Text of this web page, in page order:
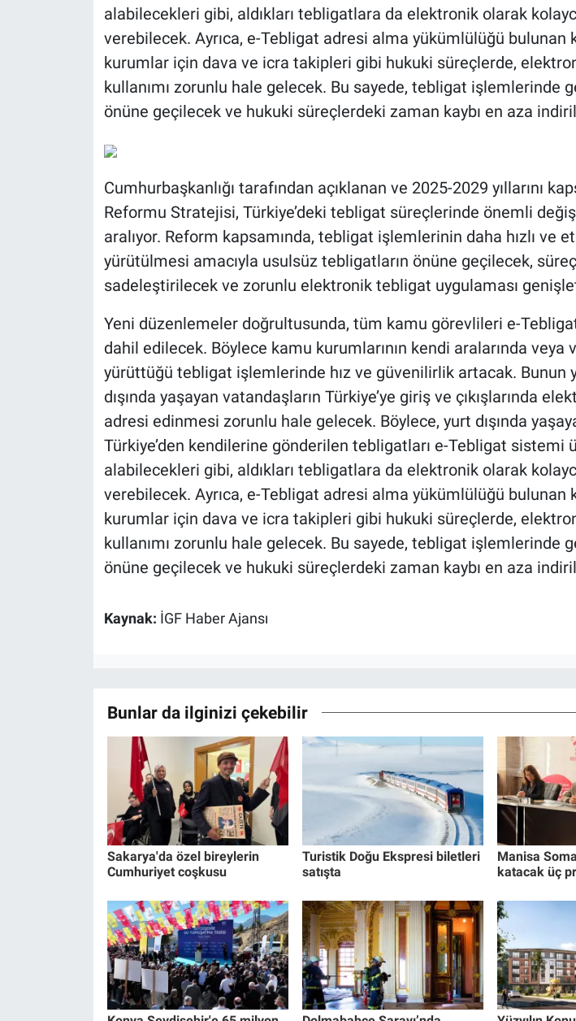
alabilecekleri gibi, aldıkları tebligatlara da elektronik olarak
verebilecek. Ayrıca, e-Tebligat adresi alma yükümlülüğü bulunan
kurumlar için dava ve icra takipleri gibi hukuki süreçlerde,
kullanımı zorunlu hale gelecek. Bu sayede, tebligat işlemlerinde
önüne geçilecek ve hukuki süreçlerdeki zaman kaybı en aza
Cumhurbaşkanlığı tarafından açıklanan ve 2025-2029 yıllarını
Reformu Stratejisi, Türkiye’deki tebligat süreçlerinde önemli
aralıyor. Reform kapsamında, tebligat işlemlerinin daha hızlı ve
yürütülmesi amacıyla usulsüz tebligatların önüne geçilecek,
sadeleştirilecek ve zorunlu elektronik tebligat uygulaması
Yeni düzenlemeler doğrultusunda, tüm kamu görevlileri e-
dahil edilecek. Böylece kamu kurumlarının kendi aralarında veya
yürüttüğü tebligat işlemlerinde hız ve güvenilirlik artacak. Bunun
dışında yaşayan vatandaşların Türkiye’ye giriş ve çıkışlarında
adresi edinmesi zorunlu hale gelecek. Böylece, yurt dışında
Türkiye’den kendilerine gönderilen tebligatları e-Tebligat sistemi
alabilecekleri gibi, aldıkları tebligatlara da elektronik olarak
verebilecek. Ayrıca, e-Tebligat adresi alma yükümlülüğü bulunan
kurumlar için dava ve icra takipleri gibi hukuki süreçlerde,
kullanımı zorunlu hale gelecek. Bu sayede, tebligat işlemlerinde
önüne geçilecek ve hukuki süreçlerdeki zaman kaybı en aza
Kaynak: İGF Haber Ajansı
Bunlar da ilginizi çekebilir
Sakarya'da özel bireylerin
Cumhuriyet coşkusu
Turistik Doğu Ekspresi biletleri
satışta
Manisa
katacak üç